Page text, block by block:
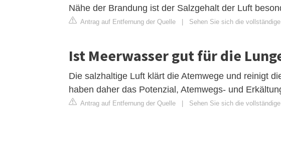
Nähe der Brandung ist der Salzgehalt der Luft
Antrag auf Entfernung der Quelle Sehen Sie sich die
Ist Meerwasser gut für die
Die salzhaltige Luft klärt die Atemwege und reinigt
haben daher das Potenzial, Atemwegs- und
Antrag auf Entfernung der Quelle Sehen Sie sich die